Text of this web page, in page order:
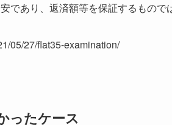
であり、返済額等を保証するもので
05/27/flat35-examination/
ったケース